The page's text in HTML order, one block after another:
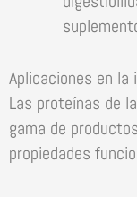
Aplicaciones en
Las proteínas de
gama de
propiedades